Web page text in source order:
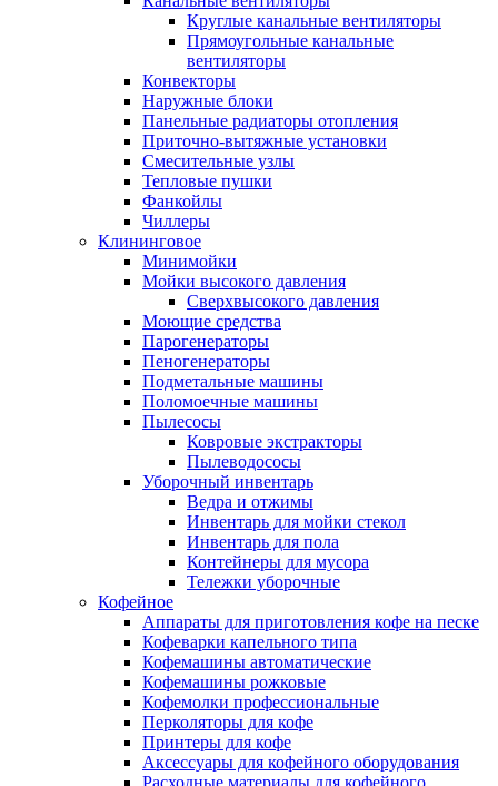
Круглые канальные вентиляторы
Прямоугольные канальные
вентиляторы
Конвекторы
Наружные блоки
Панельные радиаторы отопления
Приточно-вытяжные установки
Смесительные узлы
Тепловые пушки
Фанкойлы
Чиллеры
Клининговое
Минимойки
Мойки высокого давления
Сверхвысокого давления
Моющие средства
Парогенераторы
Пеногенераторы
Подметальные машины
Поломоечные машины
Пылесосы
Ковровые экстракторы
Пылеводососы
Уборочный инвентарь
Ведра и отжимы
Инвентарь для мойки стекол
Инвентарь для пола
Контейнеры для мусора
Тележки уборочные
Кофейное
Аппараты для приготовления кофе на песке
Кофеварки капельного типа
Кофемашины автоматические
Кофемашины рожковые
Кофемолки профессиональные
Перколяторы для кофе
Принтеры для кофе
Аксессуары для кофейного оборудования
Расходные материалы для кофейного